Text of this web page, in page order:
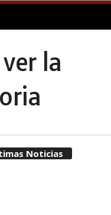
la
Noticias